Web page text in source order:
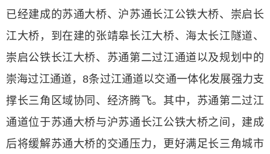
已经建成的苏通大桥、沪苏通长江公铁大桥、崇启长
江大桥，到在建的张靖皋长江大桥、海太长江隧道、
崇启公铁长江大桥、苏通第二过江通道以及规划中的
崇海过江通道，8条过江通道以交通一体化发展强力支
撑长三角区域协同、经济腾飞。其中，苏通第二过江
通道位于苏通大桥与沪苏通长江公铁大桥之间，建成
后将缓解苏通大桥的交通压力，更好满足长三角城市